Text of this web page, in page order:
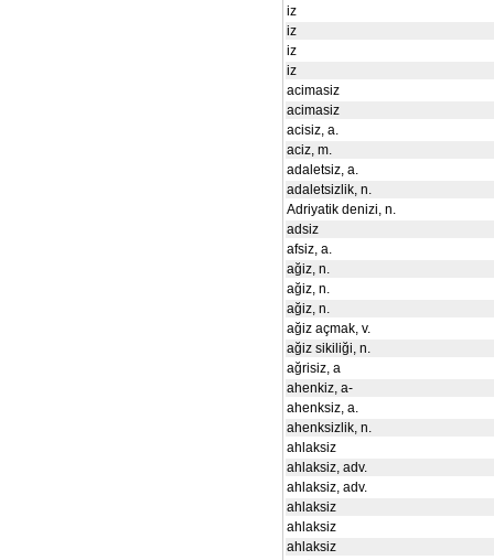
iz
iz
iz
iz
acimasiz
acimasiz
acisiz, a.
aciz, m.
adaletsiz, a.
adaletsizlik, n.
Adriyatik denizi, n.
adsiz
afsiz, a.
ağiz, n.
ağiz, n.
ağiz, n.
ağiz açmak, v.
ağiz sikiliği, n.
ağrisiz, a
ahenkiz, a-
ahenksiz, a.
ahenksizlik, n.
ahlaksiz
ahlaksiz, adv.
ahlaksiz, adv.
ahlaksiz
ahlaksiz
ahlaksiz